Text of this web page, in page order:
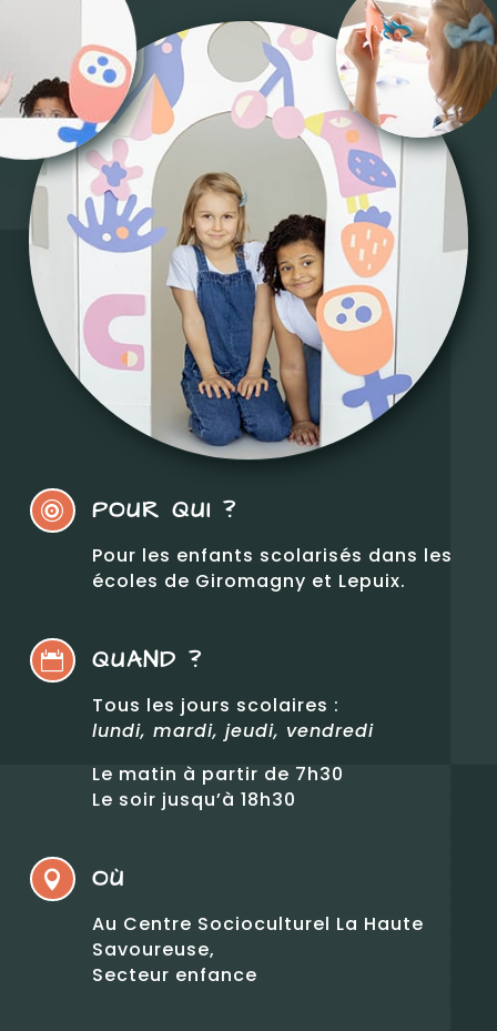
 POUR QUI ?
Pour les enfants scolarisés dans les
écoles de Giromagny et Lepuix.
 QUAND ?
Tous les jours scolaires :
lundi, mardi, jeudi, vendredi
Le matin à partir de 7h30
Le soir jusqu’à 18h30
 OÙ
Au Centre Socioculturel La Haute
Savoureuse,
Secteur enfance